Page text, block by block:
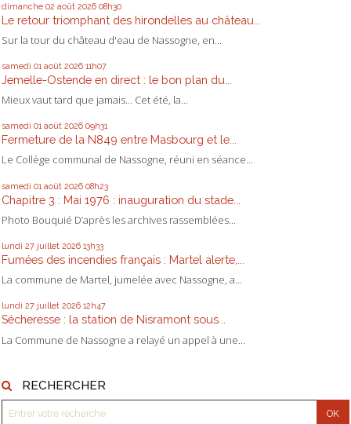
dimanche 02 août 2026 08h30
Le retour triomphant des hirondelles au château...
Sur la tour du château d'eau de Nassogne, en...
samedi 01 août 2026 11h07
Jemelle-Ostende en direct : le bon plan du...
Mieux vaut tard que jamais... Cet été, la...
samedi 01 août 2026 09h31
Fermeture de la N849 entre Masbourg et le...
Le Collège communal de Nassogne, réuni en séance...
samedi 01 août 2026 08h23
Chapitre 3 : Mai 1976 : inauguration du stade...
Photo Bouquié D’après les archives rassemblées...
lundi 27 juillet 2026 13h33
Fumées des incendies français : Martel alerte,...
La commune de Martel, jumelée avec Nassogne, a...
lundi 27 juillet 2026 12h47
Sécheresse : la station de Nisramont sous...
La Commune de Nassogne a relayé un appel à une...
RECHERCHER